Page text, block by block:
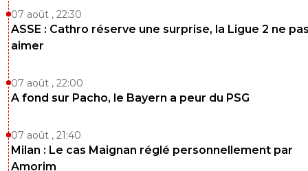
07 août , 22:30
ASSE : Cathro réserve une surprise, la Ligue 2 ne
aimer
07 août , 22:00
A fond sur Pacho, le Bayern a peur du PSG
07 août , 21:40
Milan : Le cas Maignan réglé personnellement par
Amorim